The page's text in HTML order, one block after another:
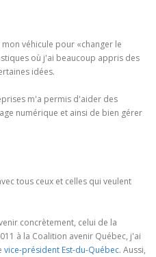
véhicule pour «changer le
où j'ai beaucoup appris des
idées.
m'a permis d'aider des
numérique et ainsi de bien gérer
tous ceux et celles qui veulent
concrètement, celui de la
à la Coalition avenir Québec, j'ai
vice-président Est-du-Québec. Aussi,